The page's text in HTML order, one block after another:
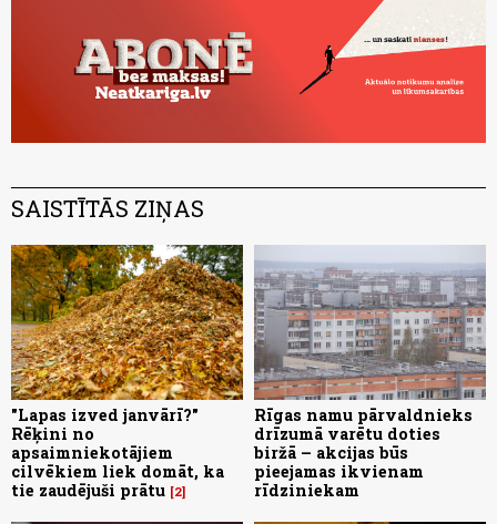
SAISTĪTĀS ZIŅAS
"Lapas izved janvārī?"
Rēķini no
apsaimniekotājiem
cilvēkiem liek domāt, ka
tie zaudējuši prātu 2
Rīgas namu pārvaldnieks
drīzumā varētu doties
biržā – akcijas būs
pieejamas ikvienam
rīdziniekam